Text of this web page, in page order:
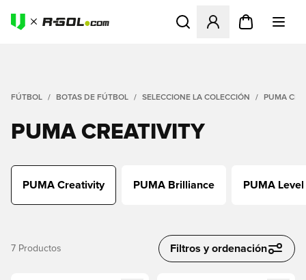
Abre un modal para iniciar
FÚTBOL BOTAS DE FÚTBOL SELECCIONE LA COLECCIÓN PUMA
PUMA CREATIVITY
PUMA Creativity PUMA Brilliance PUMA
7 Productos Filtros y ordenación